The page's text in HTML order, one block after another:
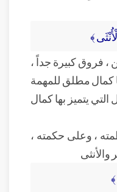
﴾
، فروق كبيرة جداً ،
كمال مطلق للمهمة
يتميز بها كمال
، وعلى حكمته ،